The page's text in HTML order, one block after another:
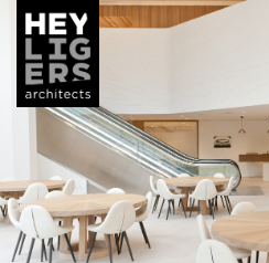
Projects
News